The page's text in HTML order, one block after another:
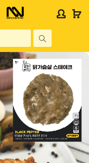
사
로
고
로
젯
문
구
로
젯